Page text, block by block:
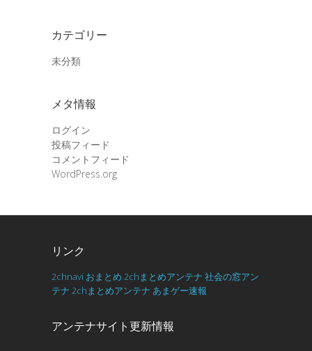
カテゴリー
未分類
メタ情報
ログイン
投稿フィード
コメントフィード
WordPress.org
リンク
2chnavi おまとめ 2chまとめアンテナ 社会の窓アン
テナ 2chまとめアンテナ あまゲー速報
アンテナサイト更新情報